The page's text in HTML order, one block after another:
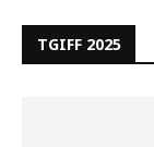
TGIFF 2025